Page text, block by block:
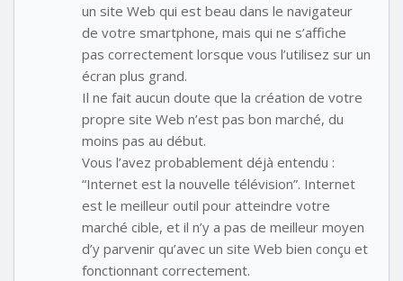
un site Web qui est beau dans le navigateur
de votre smartphone, mais qui ne s’affiche
pas correctement lorsque vous l’utilisez sur un
écran plus grand.
Il ne fait aucun doute que la création de votre
propre site Web n’est pas bon marché, du
moins pas au début.
Vous l’avez probablement déjà entendu :
“Internet est la nouvelle télévision”. Internet
est le meilleur outil pour atteindre votre
marché cible, et il n’y a pas de meilleur moyen
d’y parvenir qu’avec un site Web bien conçu et
fonctionnant correctement.